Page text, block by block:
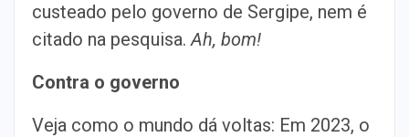
custeado pelo governo de Sergipe, nem é
citado na pesquisa.Ah, bom!
Contra o governo
Veja como o mundo dá voltas: Em 2023, o